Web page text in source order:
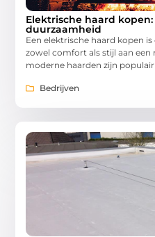
Elektrische haard
duurzaamheid
Een elektrische haard kopen
zowel comfort als stijl aan
moderne haarden zijn
Bedrijven